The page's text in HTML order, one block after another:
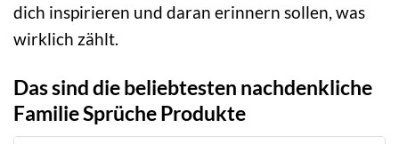
dich inspirieren und daran erinnern sollen, was
wirklich zählt.
Das sind die beliebtesten nachdenkliche
Familie Sprüche Produkte